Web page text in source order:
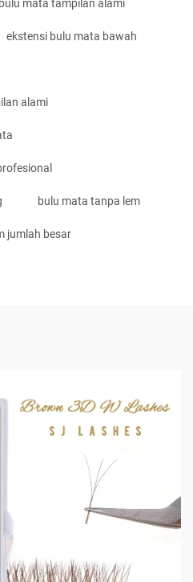
bulu mata tampilan alami
ekstensi bulu mata bawah
alami
bulu mata tanpa lem
jumlah besar